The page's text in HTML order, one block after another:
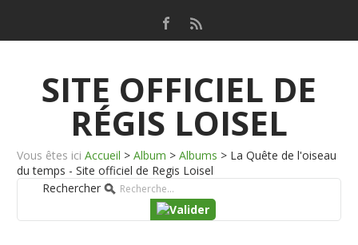
SITE OFFICIEL DE
RÉGIS LOISEL
Vous êtes ici Accueil > Album > Albums > La Quête de l'oiseau
du temps - Site officiel de Regis Loisel
Rechercher